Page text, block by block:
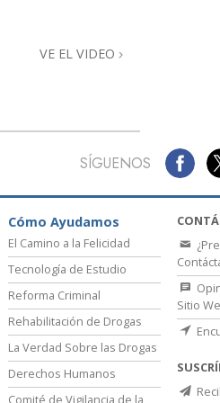
Los Niños
La Ética y las
La Causa de la
Investigaciones
Los Fundamentos
Los Fundamentos
Objetivos y Metas
La Tecnología de
VE EL VIDEO
SÍGUENOS
Cómo Ayudamos
El Camino a la Felicidad
Tecnología de Estudio
Reforma Criminal
Rehabilitación de Drogas
La Verdad Sobre las Drogas
Derechos Humanos
Comité de Vigilancia de la
Sitio